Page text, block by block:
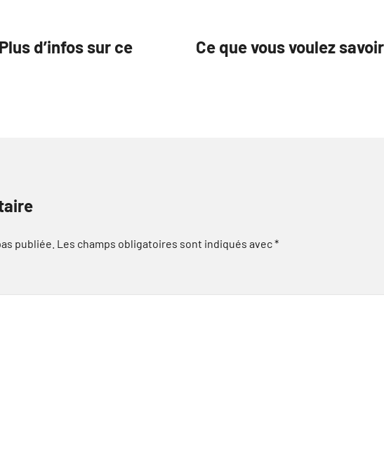
d’infos sur ce
Ce que vous voulez
publiée. Les champs obligatoires sont indiqués avec*